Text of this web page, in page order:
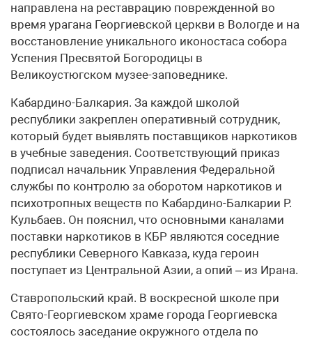
направлена на реставрацию поврежденной во
время урагана Георгиевской церкви в Вологде и на
восстановление уникального иконостаса собора
Успения Пресвятой Богородицы в
Великоустюгском музее-заповеднике.
Кабардино-Балкария. За каждой школой
республики закреплен оперативный сотрудник,
который будет выявлять поставщиков наркотиков
в учебные заведения. Соответствующий приказ
подписал начальник Управления Федеральной
службы по контролю за оборотом наркотиков и
психотропных веществ по Кабардино-Балкарии Р.
Кульбаев. Он пояснил, что основными каналами
поставки наркотиков в КБР являются соседние
республики Северного Кавказа, куда героин
поступает из Центральной Азии, а опий – из Ирана.
Ставропольский край. В воскресной школе при
Свято-Георгиевском храме города Георгиевска
состоялось заседание окружного отдела по